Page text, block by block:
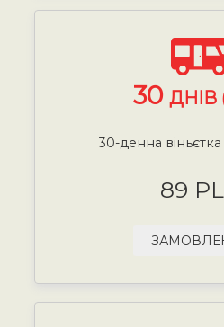
30 ДНІВ
30-денна
89